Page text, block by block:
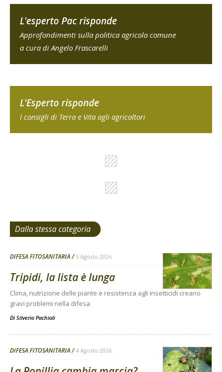
L'esperto Pac risponde
Approfondimenti sulla politica agricola comune
a cura di Angelo Frascarelli
L'Esperto risponde
I consigli di Terra e Vita agli agricoltori
Dalla stessa categoria
DIFESA FITOSANITARIA 5 Agosto 2026
Tripidi, la lista è lunga
Clima, nutrizione delle piante e resistenza agli insetticidi creano
gravi problemi nella difesa
Di Silverio Pachioli
DIFESA FITOSANITARIA 4 Agosto 2026